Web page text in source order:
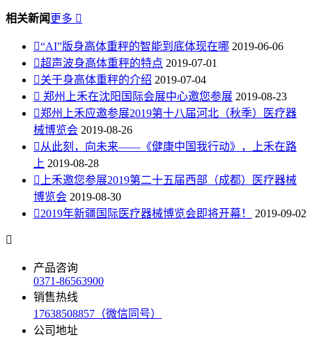
相关新闻 更多 
“AI”版身高体重秤的智能到底体现在哪 2019-06-06
超声波身高体重秤的特点 2019-07-01
关于身高体重秤的介绍 2019-07-04
 郑州上禾在沈阳国际会展中心邀您参展 2019-08-23
郑州上禾应邀参展2019第十八届河北（秋季）医疗器
械博览会 2019-08-26
 从此刻，向未来——《健康中国我行动》，上禾在路
上 2019-08-28
 上禾邀您参展2019第二十五届西部（成都）医疗器械
博览会 2019-08-30
2019年新疆国际医疗器械博览会即将开幕！ 2019-09-02

产品咨询
0371-86563900
销售热线
17638508857（微信同号）
公司地址